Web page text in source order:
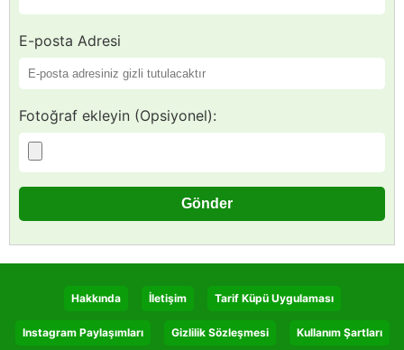
E-posta Adresi
Fotoğraf ekleyin (Opsiyonel):
Hakkında İletişim Tarif Küpü Uygulaması
Instagram Paylaşımları Gizlilik Sözleşmesi Kullanım Şartları